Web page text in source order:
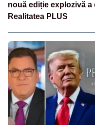
nouă ediție explozivă a
Realitatea PLUS